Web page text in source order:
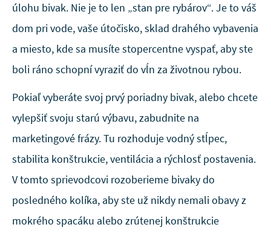
úlohu bivak. Nie je to len „stan pre rybárov“. Je to váš
dom pri vode, vaše útočisko, sklad drahého vybavenia
a miesto, kde sa musíte stopercentne vyspať, aby ste
boli ráno schopní vyraziť do vĺn za životnou rybou.
Pokiaľ vyberáte svoj prvý poriadny bivak, alebo chcete
vylepšiť svoju starú výbavu, zabudnite na
marketingové frázy. Tu rozhoduje vodný stĺpec,
stabilita konštrukcie, ventilácia a rýchlosť postavenia.
V tomto sprievodcovi rozoberieme bivaky do
posledného kolíka, aby ste už nikdy nemali obavy z
mokrého spacáku alebo zrútenej konštrukcie